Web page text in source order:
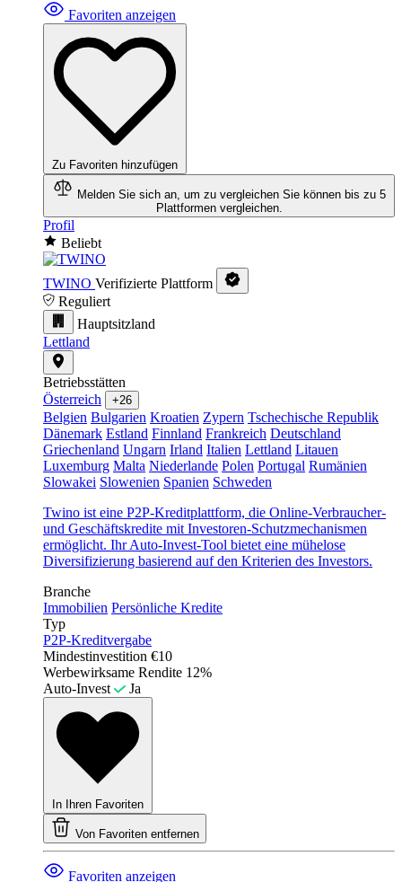
Favoriten anzeigen
Zu Favoriten hinzufügen
Melden Sie sich an, um zu vergleichen Sie können bis zu 5
Plattformen vergleichen.
Profil
Beliebt
TWINO Verifizierte Plattform
Reguliert
Hauptsitzland
Lettland
Betriebsstätten
Österreich
+26
Belgien Bulgarien Kroatien Zypern Tschechische Republik
Dänemark Estland Finnland Frankreich Deutschland
Griechenland Ungarn Irland Italien Lettland Litauen
Luxemburg Malta Niederlande Polen Portugal Rumänien
Slowakei Slowenien Spanien Schweden
Twino ist eine P2P-Kreditplattform, die Online-Verbraucher-
und Geschäftskredite mit Investoren-Schutzmechanismen
ermöglicht. Ihr Auto-Invest-Tool bietet eine mühelose
Diversifizierung basierend auf den Kriterien des Investors.
Branche
Immobilien Persönliche Kredite
Typ
P2P-Kreditvergabe
Mindestinvestition €10
Werbewirksame Rendite 12%
Auto-Invest
Ja
In Ihren Favoriten
Von Favoriten entfernen
Favoriten anzeigen